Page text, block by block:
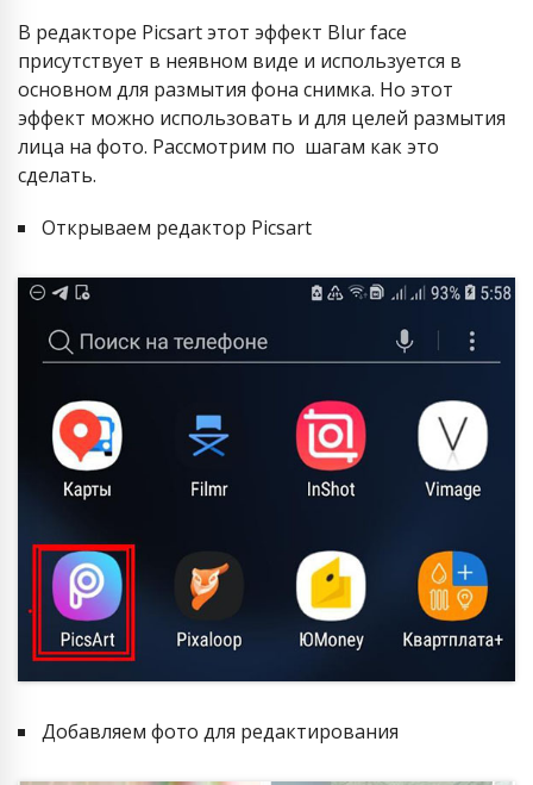
В редакторе Picsart этот эффект Blur face
присутствует в неявном виде и используется в
основном для размытия фона снимка. Но этот
эффект можно использовать и для целей размытия
лица на фото. Рассмотрим по шагам как это
сделать.
Открываем редактор Picsart
Добавляем фото для редактирования